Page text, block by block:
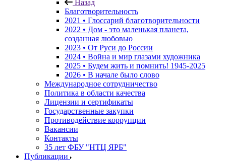
Назад
Благотворительность
2021 • Глоссарий благотворительности
2022 • Дом - это маленькая планета,
созданная любовью
2023 • От Руси до России
2024 • Война и мир глазами художника
2025 • Будем жить и помнить! 1945-2025
2026 • В начале было слово
Международное сотрудничество
Политика в области качества
Лицензии и сертификаты
Государственные закупки
Противодействие коррупции
Вакансии
Контакты
35 лет ФБУ "НТЦ ЯРБ"
Публикации